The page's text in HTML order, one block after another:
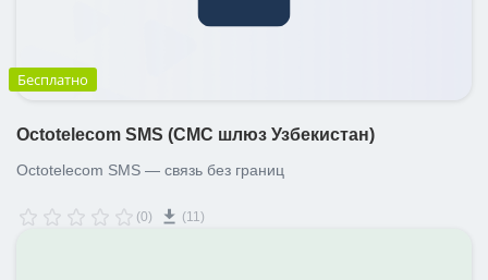
Бесплатно
Octotelecom SMS (СМС шлюз Узбекистан)
Octotelecom SMS — связь без границ
(0) (11)